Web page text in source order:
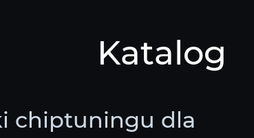
Katalog
chiptuningu dla